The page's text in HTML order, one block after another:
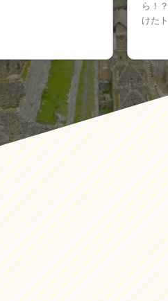
ら！
けた